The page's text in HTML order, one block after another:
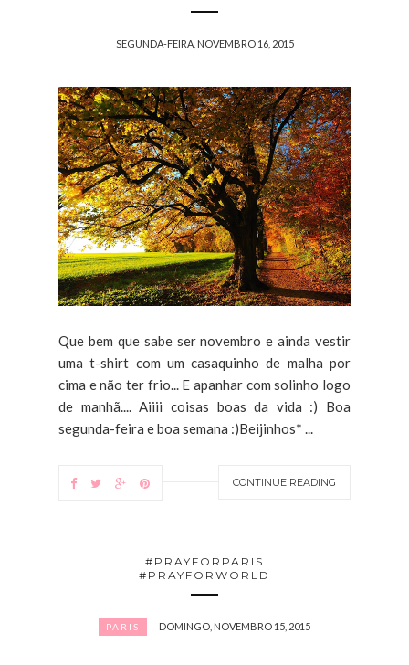
SEGUNDA-FEIRA, NOVEMBRO 16, 2015
Que bem que sabe ser novembro e ainda vestir
uma t-shirt com um casaquinho de malha por
cima e não ter frio... E apanhar com solinho logo
de manhã.... Aiiii coisas boas da vida :) Boa
segunda-feira e boa semana :)Beijinhos* ...
CONTINUE READING
#PRAYFORPARIS
#PRAYFORWORLD
PARIS DOMINGO, NOVEMBRO 15, 2015